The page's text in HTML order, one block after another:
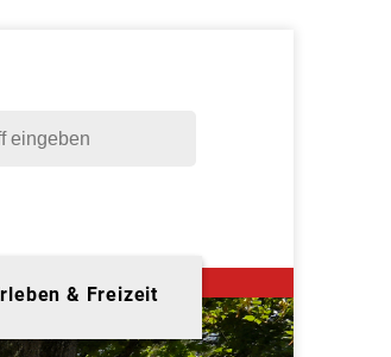
& Freizeit